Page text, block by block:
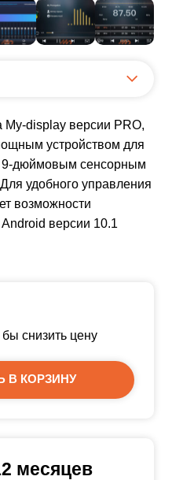
My-display версии PRO,
устройством для
дюймовым сенсорным
удобного управления
возможности
версии 10.1
бы снизить цену
В КОРЗИНУ
месяцев